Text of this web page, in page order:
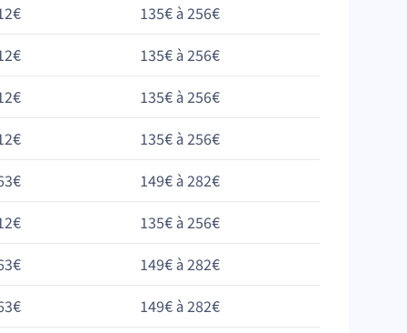
135€ à 256€
135€ à 256€
135€ à 256€
135€ à 256€
149€ à 282€
135€ à 256€
149€ à 282€
149€ à 282€